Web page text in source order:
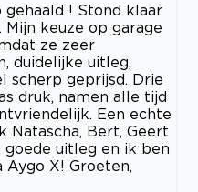
gehaald ! Stond klaar
keuze op garage
ze zeer
duidelijke uitleg,
scherp geprijsd. Drie
druk, namen alle tijd
Een echte
Natascha, Bert, Geert
goede uitleg en ik ben
X! Groeten,